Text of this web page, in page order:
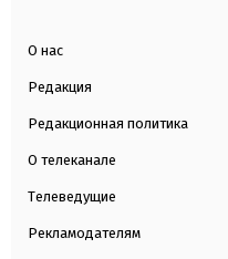
О нас
Редакция
Редакционная политика
О телеканале
Телеведущие
Рекламодателям